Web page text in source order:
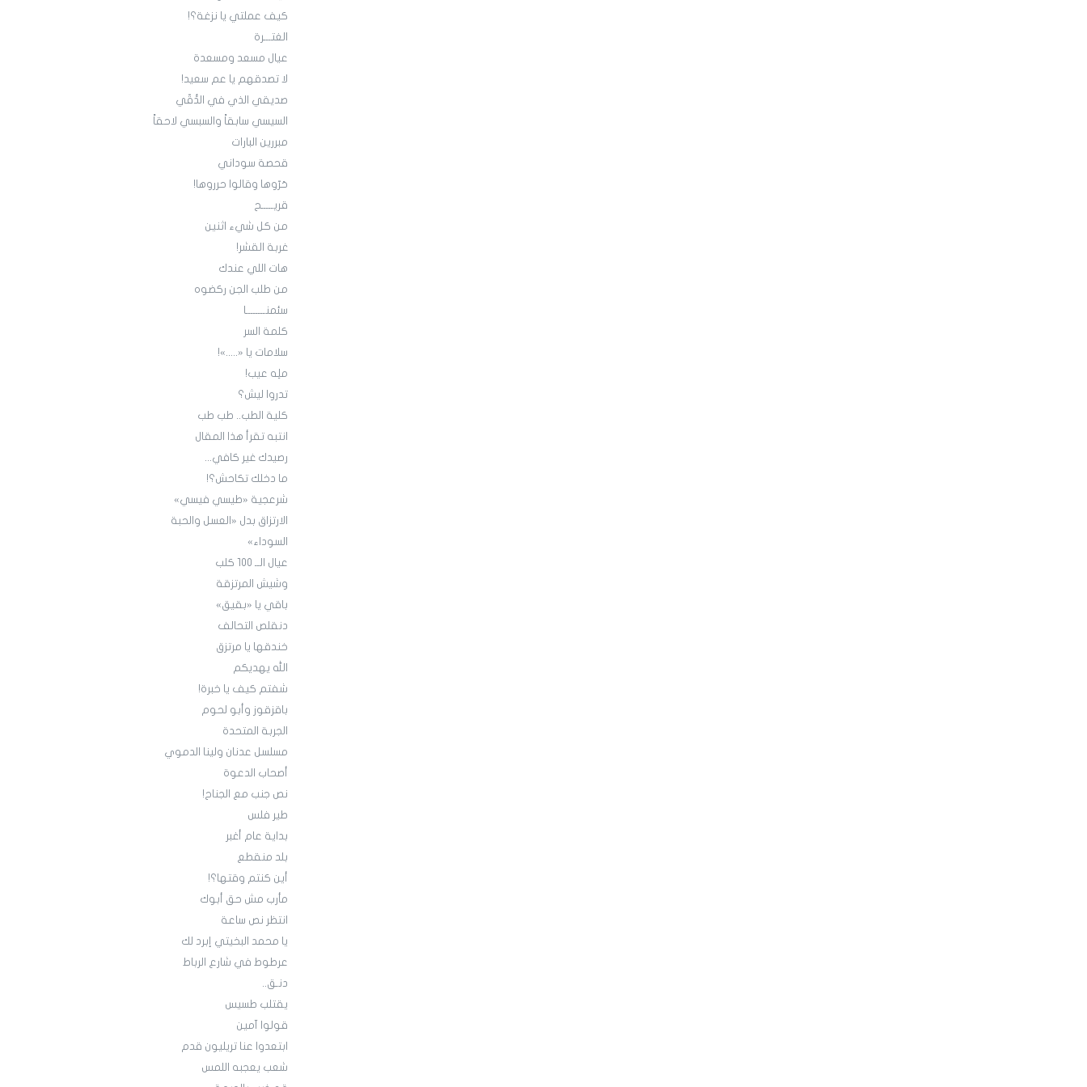
كيف عملتي يا نزغة؟!
الغتـــرة
عيال مسعد ومسعدة
لا تصدقهم يا عم سعيد!
صديقي الذي في الدُّقّي
السيسي سابقاً والسبسي لاحقاً
مبررين البارات
قحصة سوداني
حَرّوها وقالوا حرروها!
قريـــــح
من كل شيء اثنين
غربة القشر!
هات اللي عندك
من طلب الجن ركضوه
سئمنــــــــا
كلمة السر
سلامات يا «.....»!
ملِه عيب!
تدروا ليش؟
كلية الطب.. طب طب
انتبه تقرأ هذا المقال
رصيدك غير كافي...
ما دخلك تكاحش؟!
شرعجية «طيسي فيسي»
الارتزاق بدل «العسل والحبة
السوداء»
عيال الــ 100 كلب
وشيش المرتزقة
باقي يا «بقيق»
دنقلص التحالف
خندقها يا مرتزق
الله يهديكم
شفتم كيف يا خبرة!
باقزقوز وأبو لحوم
الجربة المتحدة
مسلسل عدنان ولينا الدموي
أصحاب الدعوة
نص جنب مع الجناح!
طير فلس
بداية عام أغبر
بلد منقطع
أين كنتم وقتها؟!
مأرب مش حق أبوك
انتظر نص ساعة
يا محمد البخيتي إبرد لك
عرطوط في شارع الرباط
دنـق..
يقتلب طسيس
قولوا آمين
ابتعدوا عنا تريليون قدم
شعب يعجبه اللمس